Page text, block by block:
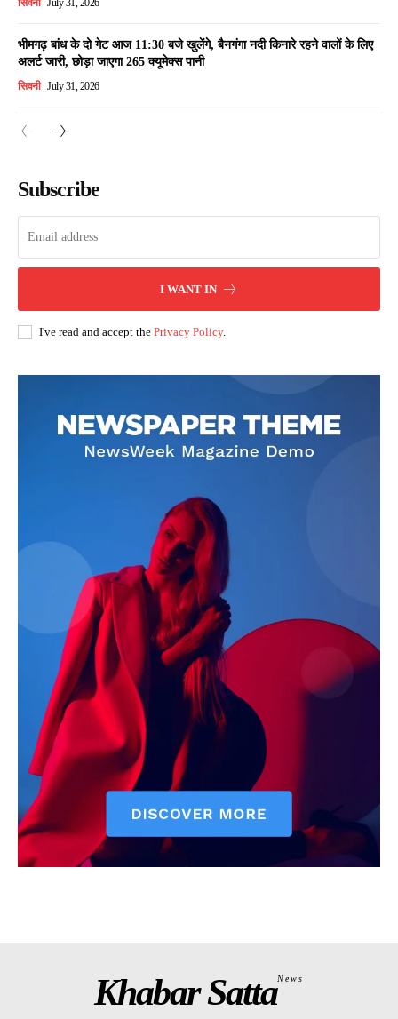
सिवनी July 31, 2026
भीमगढ़ बांध के दो गेट आज 11:30 बजे खुलेंगे, बैनगंगा नदी किनारे रहने वालों के लिए
अलर्ट जारी, छोड़ा जाएगा 265 क्यूमेक्स पानी
सिवनी July 31, 2026
Subscribe
I WANT IN
I've read and accept the Privacy Policy.
Khabar SattaNews